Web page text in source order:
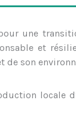
une
et
de son
locale